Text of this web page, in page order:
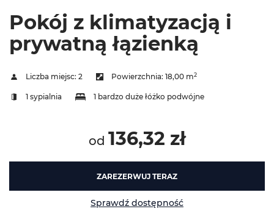
Pokój z klimatyzacją i
prywatną łązienką
Liczba miejsc: 2 Powierzchnia: 18,00 m2
1 sypialnia 1 bardzo duże łóżko podwójne
od 136,32 zł
ZAREZERWUJ TERAZ
Sprawdź dostępność